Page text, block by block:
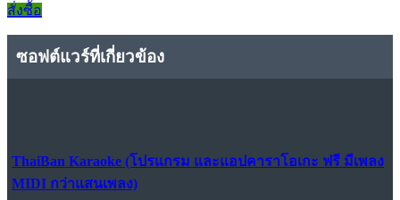
สั่งซื้อ
ซอฟต์แวร์ที่เกี่ยวข้อง
ThaiBan Karaoke (โปรแกรม และแอปคาราโอเกะ ฟรี มีเพลง
MIDI กว่าแสนเพลง)